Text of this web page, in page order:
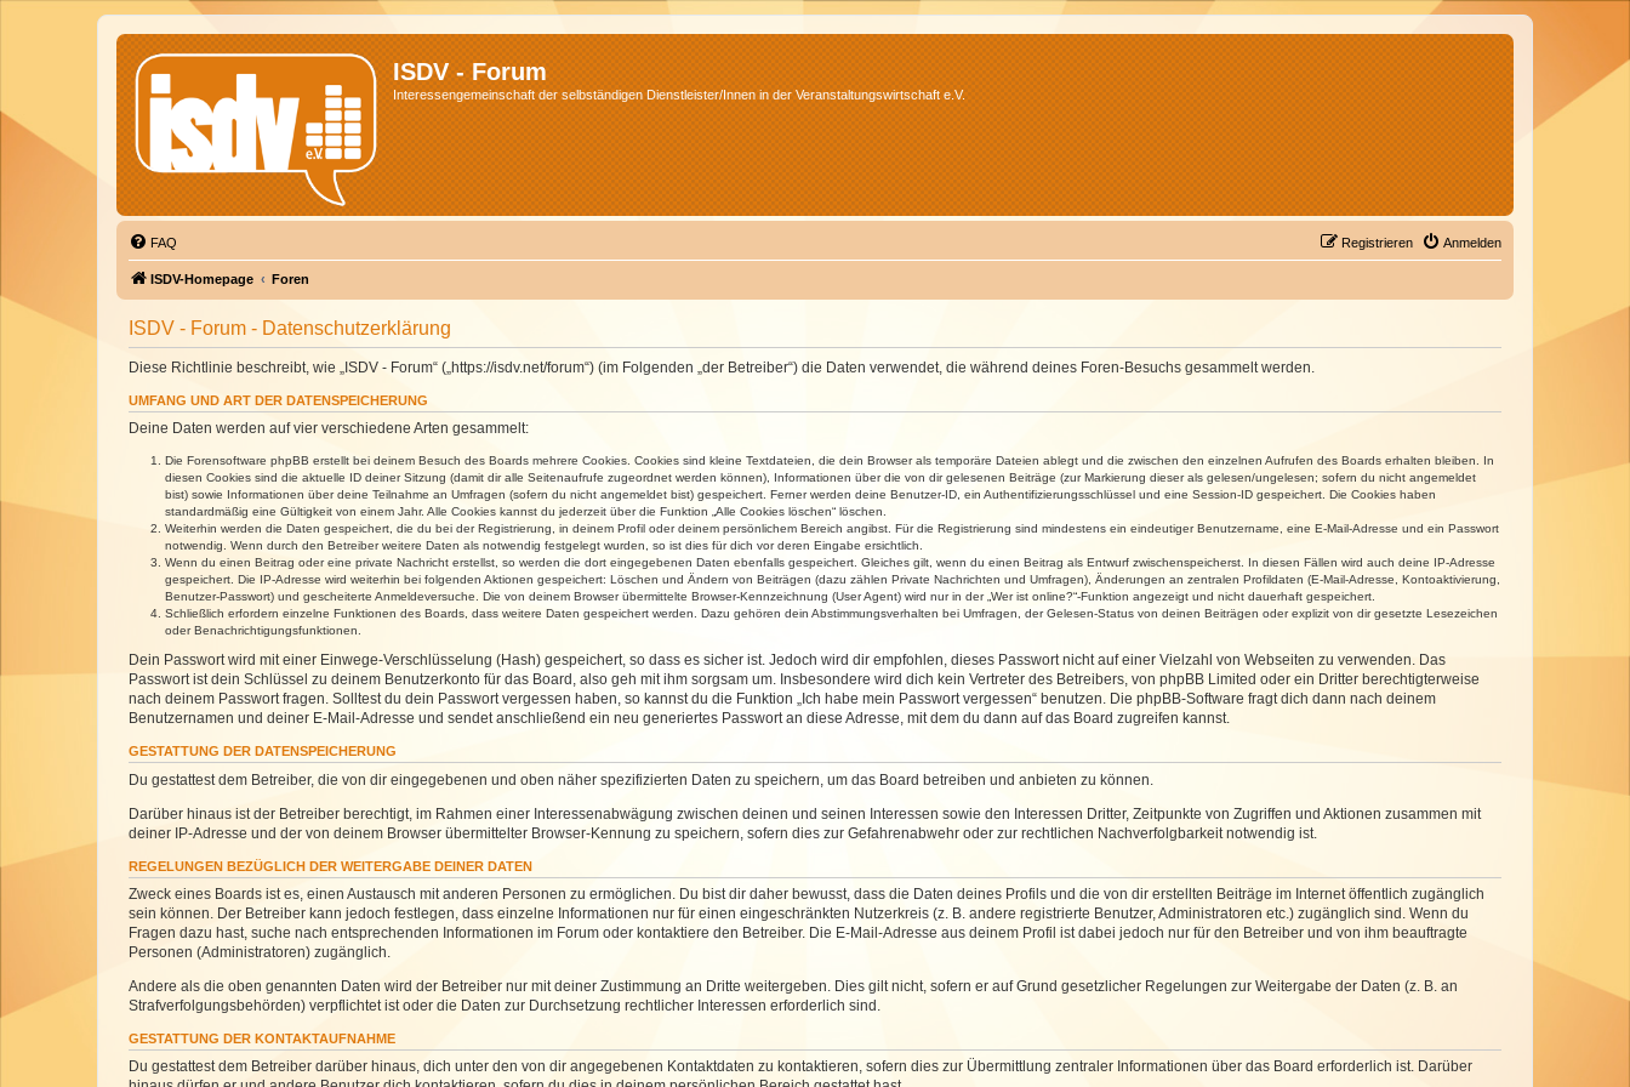
ISDV - Forum
Interessengemeinschaft der selbständigen Dienstleister/Innen in der Veranstaltungswirtschaft e.V.
FAQ Anmelden
Registrieren
ISDV-Homepage Foren
ISDV - Forum - Datenschutzerklärung
Diese Richtlinie beschreibt, wie „ISDV - Forum“ („https://isdv.net/forum“) (im Folgenden „der Betreiber“) die Daten verwendet, die während deines Foren-Besuchs gesammelt werden.
UMFANG UND ART DER DATENSPEICHERUNG
Deine Daten werden auf vier verschiedene Arten gesammelt:
Die Forensoftware phpBB erstellt bei deinem Besuch des Boards mehrere Cookies. Cookies sind kleine Textdateien, die dein Browser als temporäre Dateien ablegt und die zwischen den einzelnen Aufrufen des Boards erhalten bleiben. In
diesen Cookies sind die aktuelle ID deiner Sitzung (damit dir alle Seitenaufrufe zugeordnet werden können), Informationen über die von dir gelesenen Beiträge (zur Markierung dieser als gelesen/ungelesen; sofern du nicht angemeldet
bist) sowie Informationen über deine Teilnahme an Umfragen (sofern du nicht angemeldet bist) gespeichert. Ferner werden deine Benutzer-ID, ein Authentifizierungsschlüssel und eine Session-ID gespeichert. Die Cookies haben
standardmäßig eine Gültigkeit von einem Jahr. Alle Cookies kannst du jederzeit über die Funktion „Alle Cookies löschen“ löschen.
Weiterhin werden die Daten gespeichert, die du bei der Registrierung, in deinem Profil oder deinem persönlichem Bereich angibst. Für die Registrierung sind mindestens ein eindeutiger Benutzername, eine E-Mail-Adresse und ein Passwort
notwendig. Wenn durch den Betreiber weitere Daten als notwendig festgelegt wurden, so ist dies für dich vor deren Eingabe ersichtlich.
Wenn du einen Beitrag oder eine private Nachricht erstellst, so werden die dort eingegebenen Daten ebenfalls gespeichert. Gleiches gilt, wenn du einen Beitrag als Entwurf zwischenspeicherst. In diesen Fällen wird auch deine IP-Adresse
gespeichert. Die IP-Adresse wird weiterhin bei folgenden Aktionen gespeichert: Löschen und Ändern von Beiträgen (dazu zählen Private Nachrichten und Umfragen), Änderungen an zentralen Profildaten (E-Mail-Adresse, Kontoaktivierung,
Benutzer-Passwort) und gescheiterte Anmeldeversuche. Die von deinem Browser übermittelte Browser-Kennzeichnung (User Agent) wird nur in der „Wer ist online?“-Funktion angezeigt und nicht dauerhaft gespeichert.
Schließlich erfordern einzelne Funktionen des Boards, dass weitere Daten gespeichert werden. Dazu gehören dein Abstimmungsverhalten bei Umfragen, der Gelesen-Status von deinen Beiträgen oder explizit von dir gesetzte Lesezeichen
oder Benachrichtigungsfunktionen.
Dein Passwort wird mit einer Einwege-Verschlüsselung (Hash) gespeichert, so dass es sicher ist. Jedoch wird dir empfohlen, dieses Passwort nicht auf einer Vielzahl von Webseiten zu verwenden. Das
Passwort ist dein Schlüssel zu deinem Benutzerkonto für das Board, also geh mit ihm sorgsam um. Insbesondere wird dich kein Vertreter des Betreibers, von phpBB Limited oder ein Dritter berechtigterweise
nach deinem Passwort fragen. Solltest du dein Passwort vergessen haben, so kannst du die Funktion „Ich habe mein Passwort vergessen“ benutzen. Die phpBB-Software fragt dich dann nach deinem
Benutzernamen und deiner E-Mail-Adresse und sendet anschließend ein neu generiertes Passwort an diese Adresse, mit dem du dann auf das Board zugreifen kannst.
GESTATTUNG DER DATENSPEICHERUNG
Du gestattest dem Betreiber, die von dir eingegebenen und oben näher spezifizierten Daten zu speichern, um das Board betreiben und anbieten zu können.
Darüber hinaus ist der Betreiber berechtigt, im Rahmen einer Interessenabwägung zwischen deinen und seinen Interessen sowie den Interessen Dritter, Zeitpunkte von Zugriffen und Aktionen zusammen mit
deiner IP-Adresse und der von deinem Browser übermittelter Browser-Kennung zu speichern, sofern dies zur Gefahrenabwehr oder zur rechtlichen Nachverfolgbarkeit notwendig ist.
REGELUNGEN BEZÜGLICH DER WEITERGABE DEINER DATEN
Zweck eines Boards ist es, einen Austausch mit anderen Personen zu ermöglichen. Du bist dir daher bewusst, dass die Daten deines Profils und die von dir erstellten Beiträge im Internet öffentlich zugänglich
sein können. Der Betreiber kann jedoch festlegen, dass einzelne Informationen nur für einen eingeschränkten Nutzerkreis (z. B. andere registrierte Benutzer, Administratoren etc.) zugänglich sind. Wenn du
Fragen dazu hast, suche nach entsprechenden Informationen im Forum oder kontaktiere den Betreiber. Die E-Mail-Adresse aus deinem Profil ist dabei jedoch nur für den Betreiber und von ihm beauftragte
Personen (Administratoren) zugänglich.
Andere als die oben genannten Daten wird der Betreiber nur mit deiner Zustimmung an Dritte weitergeben. Dies gilt nicht, sofern er auf Grund gesetzlicher Regelungen zur Weitergabe der Daten (z. B. an
Strafverfolgungsbehörden) verpflichtet ist oder die Daten zur Durchsetzung rechtlicher Interessen erforderlich sind.
GESTATTUNG DER KONTAKTAUFNAHME
Du gestattest dem Betreiber darüber hinaus, dich unter den von dir angegebenen Kontaktdaten zu kontaktieren, sofern dies zur Übermittlung zentraler Informationen über das Board erforderlich ist. Darüber